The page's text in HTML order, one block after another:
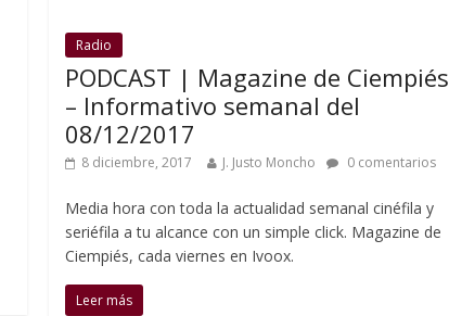
Radio
PODCAST | Magazine de Ciempiés
– Informativo semanal del
08/12/2017
8 diciembre, 2017 J. Justo Moncho 0 comentarios
Media hora con toda la actualidad semanal cinéfila y
seriéfila a tu alcance con un simple click. Magazine de
Ciempiés, cada viernes en Ivoox.
Leer más